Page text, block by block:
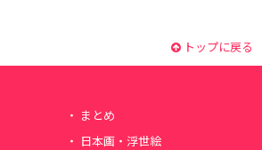
トップに戻る
まとめ
日本画・浮世絵